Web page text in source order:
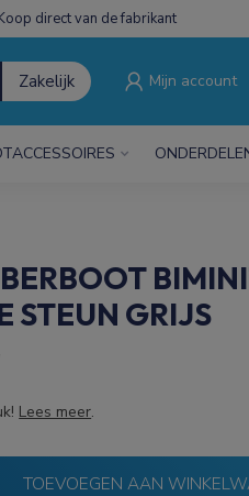
direct van de fabrikant
Zakelijk Mijn account
STEUN GRIJS
Lees meer.
TOEVOEGEN AAN